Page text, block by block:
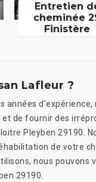
Entretien
cheminée
Finistère
Lafleur ?
années
de fournir des
Pleyben 29190.
de votre
nous
29190.